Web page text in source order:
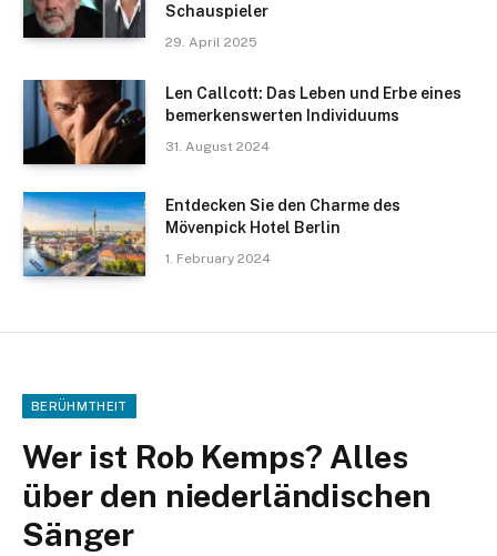
Schauspieler
29. April 2025
Len Callcott: Das Leben und Erbe eines
bemerkenswerten Individuums
31. August 2024
Entdecken Sie den Charme des
Mövenpick Hotel Berlin
1. February 2024
BERÜHMTHEIT
Wer ist Rob Kemps? Alles
über den niederländischen
Sänger